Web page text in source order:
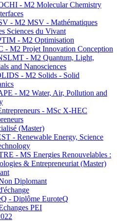
- M2 Molecular Chemistry
- M2 MSV - Mathématiques
Sciences du Vivant
- M2 Optimisation
- M2 Projet Innovation Conception
- M2 Quantum, Light,
and Nanosciences
- M2 Solids - Solid
- M2 Water, Air, Pollution and
- MSc X-HEC
(Master)
- Renewable Energy, Science
- MS Energies Renouvelables :
& Entrepreneuriat (Master)
Diplomant
- Diplôme EuroteQ
PEI